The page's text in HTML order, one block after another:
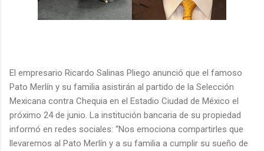
El empresario Ricardo Salinas Pliego anunció que el famoso
Pato Merlín y su familia asistirán al partido de la Selección
Mexicana contra Chequia en el Estadio Ciudad de México el
próximo 24 de junio. La institución bancaria de su propiedad
informó en redes sociales: “Nos emociona compartirles que
llevaremos al Pato Merlín y a su familia a cumplir su sueño de